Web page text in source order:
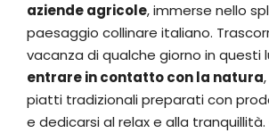
aziende agricole, immerse nello
paesaggio collinare italiano.
vacanza di qualche giorno in questi
entrare in contatto con la natura
piatti tradizionali preparati con
e dedicarsi al relax e alla